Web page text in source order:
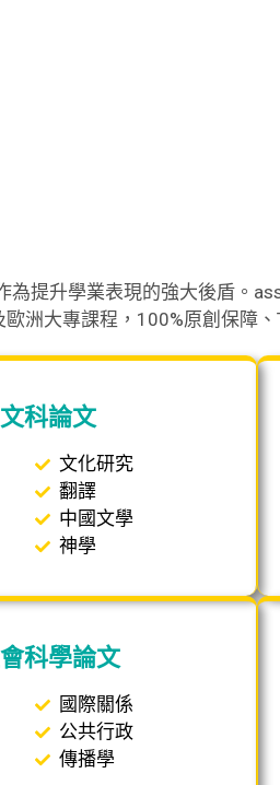
提升學業表現的強大後盾。
洲大專課程，100%原創保障
科論文
文化研究
翻譯
中國文學
神學
科學論文
國際關係
公共行政
傳播學